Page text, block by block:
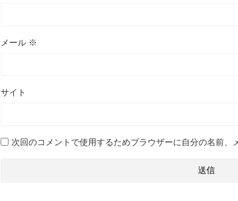
メール ※
サイト
次回のコメントで使用するためブラウザーに自分の名前、